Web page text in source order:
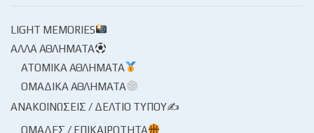
LIGHT MEMORIES
ΆΛΛΑ ΑΘΛΉΜΑΤΑ
ΑΤΟΜΙΚΆ ΑΘΛΉΜΑΤΑ
ΟΜΑΔΙΚΆ ΑΘΛΉΜΑΤΑ
ΑΝΑΚΟΙΝΏΣΕΙΣ / ΔΕΛΤΊΟ ΤΎΠΟΥ✍
ΟΜΆΔΕΣ / ΕΠΙΚΑΙΡΌΤΗΤΑ